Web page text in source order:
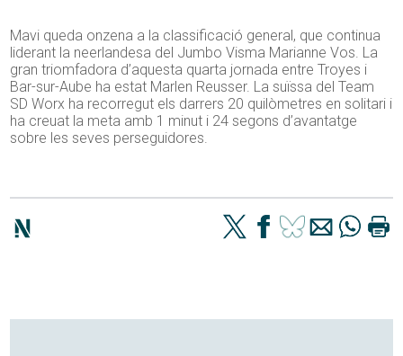
Mavi queda onzena a la classificació general, que continua
liderant la neerlandesa del Jumbo Visma Marianne Vos. La
gran triomfadora d’aquesta quarta jornada entre Troyes i
Bar-sur-Aube ha estat Marlen Reusser. La suïssa del Team
SD Worx ha recorregut els darrers 20 quilòmetres en solitari i
ha creuat la meta amb 1 minut i 24 segons d’avantatge
sobre les seves perseguidores.